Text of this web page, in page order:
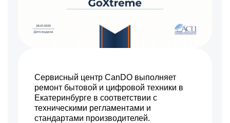
Сервисный центр CanDO выполняет
ремонт бытовой и цифровой техники в
Екатеринбурге в соответствии с
техническими регламентами и
стандартами производителей.